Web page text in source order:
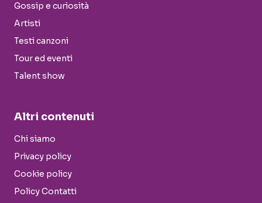
Gossip e curiosità
Artisti
Testi canzoni
Tour ed eventi
Talent show
Altri contenuti
Chi siamo
Privacy policy
Cookie policy
Policy Contatti